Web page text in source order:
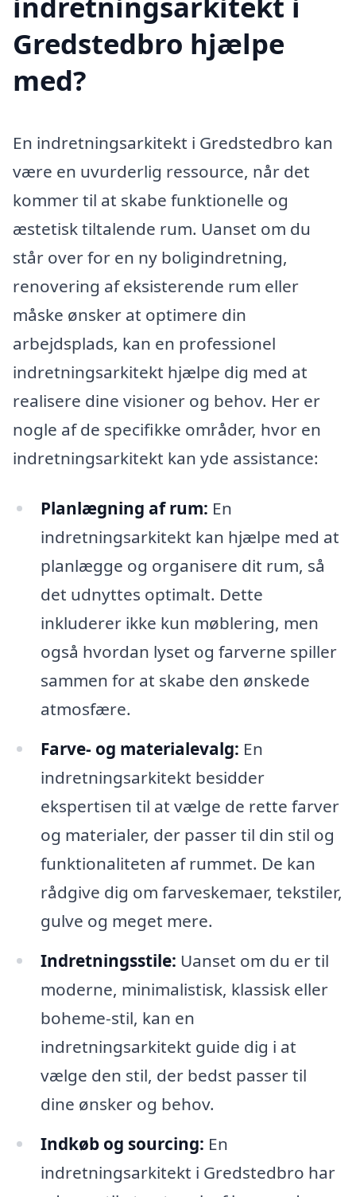
Gredstedbro hjælpe
med?
En indretningsarkitekt i Gredstedbro kan
være en uvurderlig ressource, når det
kommer til at skabe funktionelle og
æstetisk tiltalende rum. Uanset om du
står over for en ny boligindretning,
renovering af eksisterende rum eller
måske ønsker at optimere din
arbejdsplads, kan en professionel
indretningsarkitekt hjælpe dig med at
realisere dine visioner og behov. Her er
nogle af de specifikke områder, hvor en
indretningsarkitekt kan yde assistance:
Planlægning af rum: En
indretningsarkitekt kan hjælpe med at
planlægge og organisere dit rum, så
det udnyttes optimalt. Dette
inkluderer ikke kun møblering, men
også hvordan lyset og farverne spiller
sammen for at skabe den ønskede
atmosfære.
Farve- og materialevalg: En
indretningsarkitekt besidder
ekspertisen til at vælge de rette farver
og materialer, der passer til din stil og
funktionaliteten af rummet. De kan
rådgive dig om farveskemaer, tekstiler,
gulve og meget mere.
Indretningsstile: Uanset om du er til
moderne, minimalistisk, klassisk eller
boheme-stil, kan en
indretningsarkitekt guide dig i at
vælge den stil, der bedst passer til
dine ønsker og behov.
Indkøb og sourcing: En
indretningsarkitekt i Gredstedbro har